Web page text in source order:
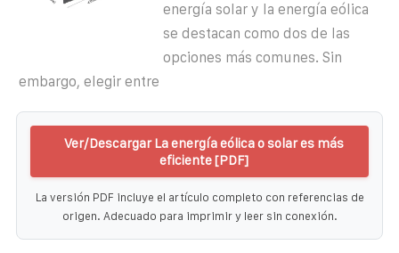
energía solar y la energía eólica
se destacan como dos de las
opciones más comunes. Sin
embargo, elegir entre
Ver/Descargar La energía eólica o solar es más
eficiente [PDF]
La versión PDF incluye el artículo completo con referencias de
origen. Adecuado para imprimir y leer sin conexión.